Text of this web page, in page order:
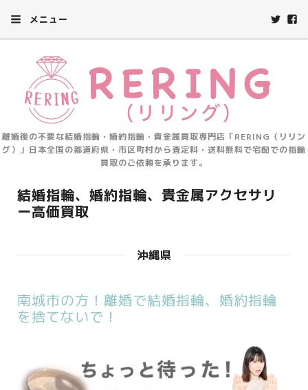
メニュー
離婚後の不要な結婚指輪・婚約指輪・貴金属買取専門店「RERING（リリン
グ）」日本全国の都道府県・市区町村から査定料・送料無料で宅配での指輪
買取のご依頼を承ります。
結婚指輪、婚約指輪、貴金属アクセサリ
ー高価買取
沖縄県
南城市の方！離婚で結婚指輪、婚約指輪
を捨てないで！